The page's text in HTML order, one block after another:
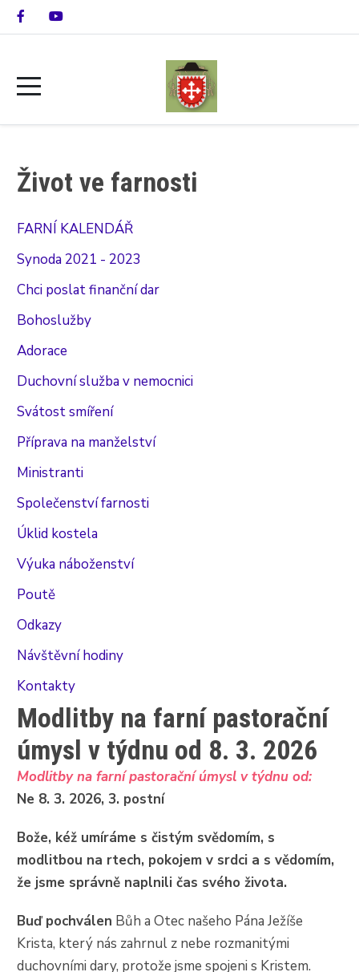
Život ve farnosti
FARNÍ KALENDÁŘ
Synoda 2021 - 2023
Chci poslat finanční dar
Bohoslužby
Adorace
Duchovní služba v nemocnici
Svátost smíření
Příprava na manželství
Ministranti
Společenství farnosti
Úklid kostela
Výuka náboženství
Poutě
Odkazy
Návštěvní hodiny
Kontakty
Modlitby na farní pastorační
úmysl v týdnu od 8. 3. 2026
Modlitby na farní pastorační úmysl v týdnu od:
Ne 8. 3. 2026, 3. postní
Bože, kéž umíráme s čistým svědomím, s
modlitbou na rtech, pokojem v srdci a s vědomím,
že jsme správně naplnili čas svého života.
Buď pochválen Bůh a Otec našeho Pána Ježíše
Krista, který nás zahrnul z nebe rozmanitými
duchovními dary, protože jsme spojeni s Kristem.